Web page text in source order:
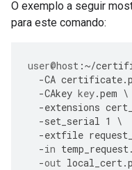
O exemplo a seguir
para este comando:
user@host :~/
-CA certificate.
-CAkey key.pem \
-extensions
-set_serial 1
\
-extfile
-in temp_request.
-out local_cert.